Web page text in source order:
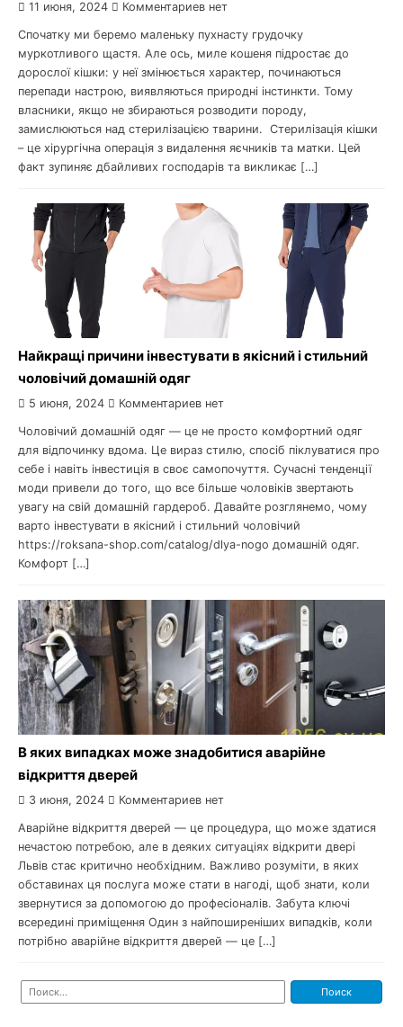
11 июня, 2024 Комментариев нет
Спочатку ми беремо маленьку пухнасту грудочку
муркотливого щастя. Але ось, миле кошеня підростає до
дорослої кішки: у неї змінюється характер, починаються
перепади настрою, виявляються природні інстинкти. Тому
власники, якщо не збираються розводити породу,
замислюються над стерилізацією тварини. Стерилізація кішки
– це хірургічна операція з видалення яєчників та матки. Цей
факт зупиняє дбайливих господарів та викликає […]
Найкращі причини інвестувати в якісний і стильний
чоловічий домашній одяг
5 июня, 2024 Комментариев нет
Чоловічий домашній одяг — це не просто комфортний одяг
для відпочинку вдома. Це вираз стилю, спосіб піклуватися про
себе і навіть інвестиція в своє самопочуття. Сучасні тенденції
моди привели до того, що все більше чоловіків звертають
увагу на свій домашній гардероб. Давайте розглянемо, чому
варто інвестувати в якісний і стильний чоловічий
https://roksana-shop.com/catalog/dlya-nogo домашній одяг.
Комфорт […]
В яких випадках може знадобитися аварійне
відкриття дверей
3 июня, 2024 Комментариев нет
Аварійне відкриття дверей — це процедура, що може здатися
нечастою потребою, але в деяких ситуаціях відкрити двері
Львів стає критично необхідним. Важливо розуміти, в яких
обставинах ця послуга може стати в нагоді, щоб знати, коли
звернутися за допомогою до професіоналів. Забута ключі
всередині приміщення Один з найпоширеніших випадків, коли
потрібно аварійне відкриття дверей — це […]
Найти: